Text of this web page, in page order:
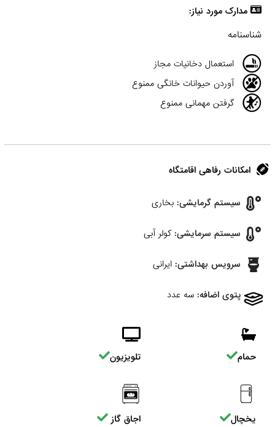
مدارک مورد نیاز:
شناسنامه
استعمال دخانیات مجاز
آوردن حیوانات خانگی ممنوع
گرفتن مهمانی ممنوع
امکانات رفاهی اقامتگاه
سیستم گرمایشی: بخاری
سیستم سرمایشی: کولر آبی
سرویس بهداشتی: ایرانی
پتوی اضافه: سه عدد
حمام تلویزیون
یخچال اجاق گاز